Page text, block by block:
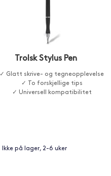
Trolsk Stylus Pen
✓ Glatt skrive- og tegneopplevelse
✓ To forskjellige tips
✓ Universell kompatibilitet
Ikke på lager, 2-6 uker